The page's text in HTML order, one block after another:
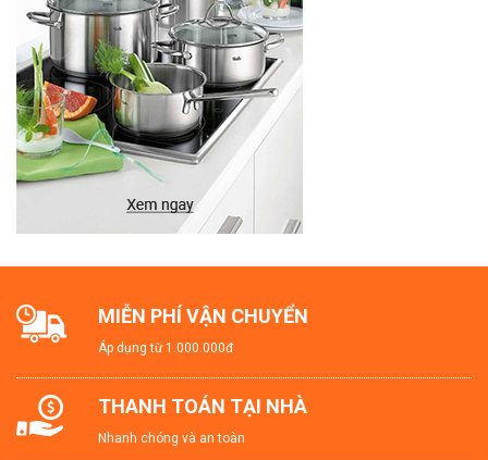
MIỄN PHÍ VẬN CHUYỂN
Áp dụng từ 1.000.000đ
THANH TOÁN TẠI NHÀ
Nhanh chóng và an toàn